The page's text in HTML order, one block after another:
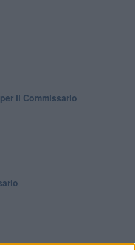
il Commissario